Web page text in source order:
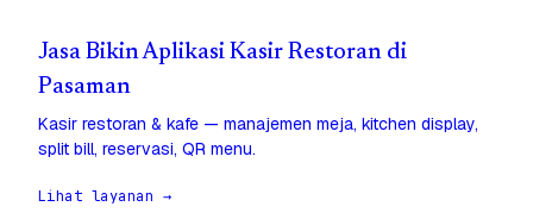
Jasa Bikin Aplikasi Kasir Restoran di
Pasaman
Kasir restoran & kafe — manajemen meja, kitchen display,
split bill, reservasi, QR menu.
Lihat layanan →